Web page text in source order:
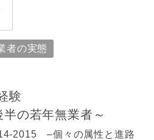
者の実態
験
の若年無業者～
2015 –個々の属性と進路